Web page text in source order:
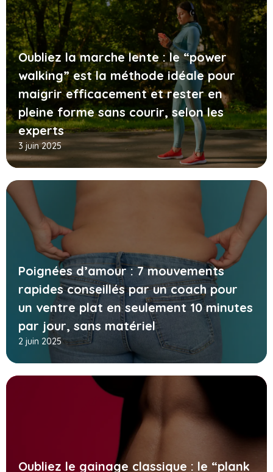
Oubliez la marche lente : le “power
walking” est la méthode idéale pour
maigrir efficacement et rester en
pleine forme sans courir, selon les
experts
3 juin 2025
Poignées d’amour : 7 mouvements
rapides conseillés par un coach pour
un ventre plat en seulement 10 minutes
par jour, sans matériel
2 juin 2025
Oubliez le gainage classique : le “plank